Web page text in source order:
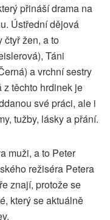
přináší drama na
Ústřední dějová
čtyř žen, a to
Táni
a vrchní sestry
těchto hrdinek je
své práci, ale i
tužby, lásky a přání.
muži, a to Peter
režiséra Petera
znají, protože se
který se aktuálně